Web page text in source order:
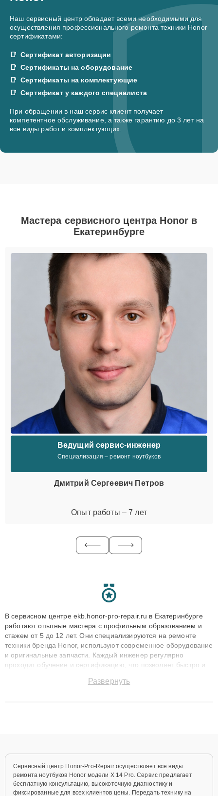
Наш сервисный центр обладает всеми необходимыми для
осуществления профессионального ремонта техники Honor
сертификатами:
Сертификат авторизации
Сертификаты на оборудование
Сертификаты на комплектующие
Сертификат у каждого специалиста
При обращении в наш сервис клиент получает
компетентное обслуживание, а также гарантию до 3 лет на
все виды работ и комплектующих.
Мастера сервисного центра Honor в
Екатеринбурге
Ведущий сервис-инженер
Специализация – ремонт ноутбуков
Дмитрий Сергеевич Петров
Опыт работы – 7 лет
В сервисном центре ekb.honor-pro-repair.ru в Екатеринбурге
работают опытные мастера с профильным образованием и
стажем от 5 до 12 лет. Они специализируются на ремонте
техники бренда Honor, используют современное оборудование
и оригинальные запчасти. Каждый инженер регулярно
проходит обучение и сертификацию, что позволяет быстро и
сохранением гарантии до 3 лет. Наши мастера решают
Развернуть
Сервисный центр Honor-Pro-Repair осуществляет все виды
ремонта ноутбуков Honor модели X 14 Pro. Сервис предлагает
бесплатную консультацию, высокоточную диагностику и
фиксированные для всех клиентов цены. Передать технику на